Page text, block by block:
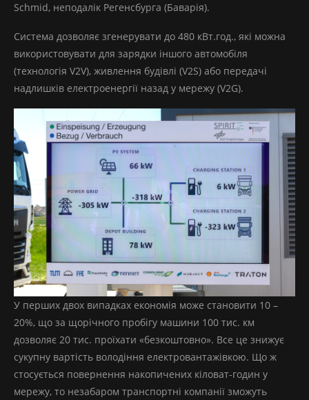
Schmid, неподалік Регенсбурга (Баварія).
Система дозволяє згенерувати до 480 кВт.год., які можна
використовувати для зарядки іншого автомобіля
(технологія V2V), живлення будівлі (V2S) або передачі
надлишків електроенергії назад у мережу (V2G).
У перших двох випадках економія може становити 10 –
20%, що за щорічного пробігу машини 100 тис. км
дозволяє 20 тис. проїхати «безкоштовно». Все це знижує
сукупну вартість володіння електровантажівкою. Що ж
стосується повернення накопичених кіловат-годин у
мережу, то незабаром транспортні компанії зможуть